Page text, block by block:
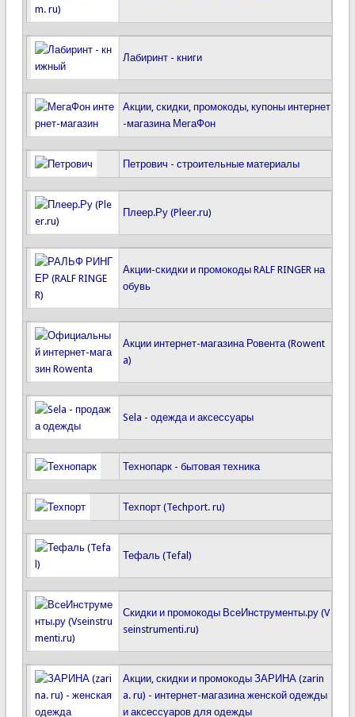
Лабиринт - книги
Акции, скидки, промокоды, купоны интернет
-магазина МегаФон
Петрович - строительные материалы
Плеер.Ру (Pleer.ru)
Акции-скидки и промокоды RALF RINGER на
обувь
Акции интернет-магазина Ровента (Rowent
a)
Sela - одежда и аксессуары
Технопарк - бытовая техника
Техпорт (Techport. ru)
Тефаль (Tefal)
Скидки и промокоды ВсеИнструменты.ру (V
seinstrumenti.ru)
Акции, скидки и промокоды ЗАРИНА (zarin
a. ru) - интернет-магазина женской одежды
и аксессуаров для одежды